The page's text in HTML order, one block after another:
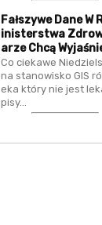
Fałszywe Dane W
Inisterstwa
Arze Chcą
Co ciekawe
na stanowisko GIS
eka który nie jest
pisy…